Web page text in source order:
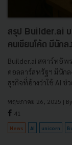
สรุป Builder.ai บ
คนเขียนโค้ด มีนัก
Builder.ai สตาร์ทอั
ดอลลาร์สหรัฐฯ มีนัก
ธุรกิจที่อ้างว่าใช้ AI ช่
พฤษภาคม 26, 2025 | By
41
News AI unicorn